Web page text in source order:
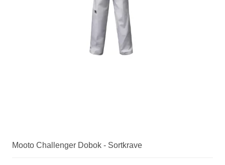
Mooto Challenger Dobok - Sortkrave